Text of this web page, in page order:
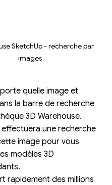
SketchUp - recherche par
images
quelle image et
la barre de recherche
3D Warehouse.
effectuera une recherche
image pour vous
modèles 3D
rapidement des millions